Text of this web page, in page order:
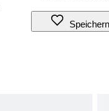
Speichern